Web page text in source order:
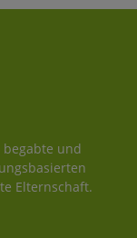
und
Elternschaft.